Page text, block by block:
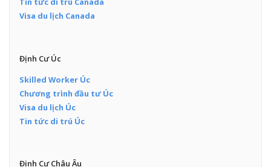
Visa du lịch Canada
Định Cư Úc
Skilled Worker Úc
Chương trình đầu tư Úc
Visa du lịch Úc
Tin tức di trú Úc
Định Cư Châu Âu